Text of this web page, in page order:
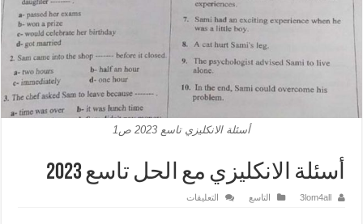
أسئلة الانكليزي تاسع 2023 ص1
أسئلة الانكليزي مع الحل تاسع 2023
3lom4all التاسع التعليقات